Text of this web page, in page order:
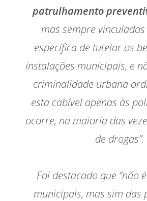
patrulhamento
mas sempre
específica de tutelar os
instalações municipais, e
criminalidade urbana
esta cabível apenas às
ocorre, na maioria das
de drogas”.
Foi destacado que “não
municipais, mas sim das